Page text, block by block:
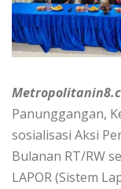
Panunggangan,
sosialisasi Aksi
Bulanan RT/RW
LAPOR (Sistem